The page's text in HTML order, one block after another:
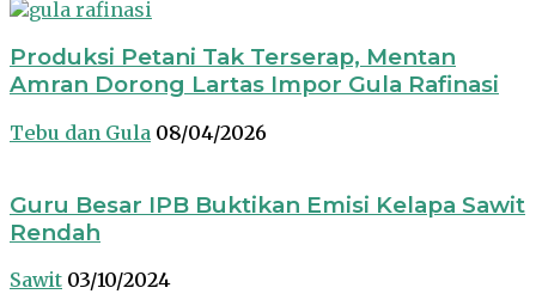
Produksi Petani Tak Terserap, Mentan
Amran Dorong Lartas Impor Gula Rafinasi
Tebu dan Gula 08/04/2026
Guru Besar IPB Buktikan Emisi Kelapa Sawit
Rendah
Sawit 03/10/2024